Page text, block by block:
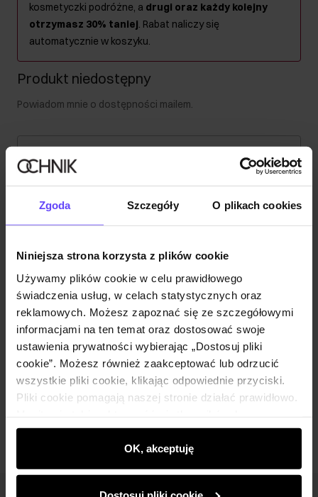
Zgoda Szczegóły O plikach cookies
Niniejsza strona korzysta z plików cookie
Używamy plików cookie w celu prawidłowego
świadczenia usług, w celach statystycznych oraz
reklamowych. Możesz zapoznać się ze szczegółowymi
informacjami na ten temat oraz dostosować swoje
ustawienia prywatności wybierając „Dostosuj pliki
cookie”. Możesz również zaakceptować lub odrzucić
wszystkie pliki cookie, klikając odpowiednie przyciski.
Pliki cookie pomagają naszej stronie działać prawidłowo.
wyświetlać im dopasowane do ich preferencji treści,
rekomendacje oraz komunikaty reklamowe informujące o
najnowszych promocjach w e-sklepie. Informacje o tym,
OK, akceptuję
kosmetyczki podróżne, a drugi oraz każdy kolejny
otrzymasz 30% taniej. Rabat naliczy się
automatycznie w koszyku.
Produkt niedostępny
Powiadom mnie o dostępności mailem.
Powiadom o dostępności
Opis produktu
Szczegóły
Skład i wymiary
Opinie